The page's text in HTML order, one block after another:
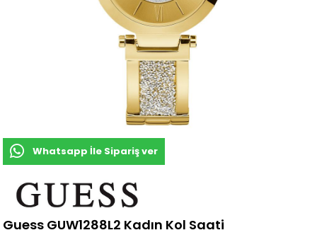
Whatsapp İle Sipariş ver
Guess GUW1288L2 Kadın Kol Saati